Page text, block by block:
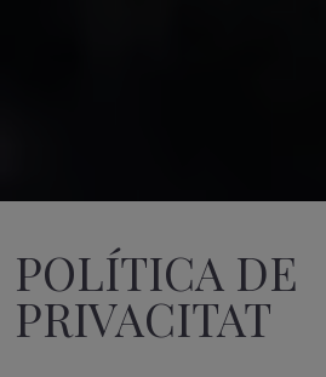
POLÍTICA DE
PRIVACITAT